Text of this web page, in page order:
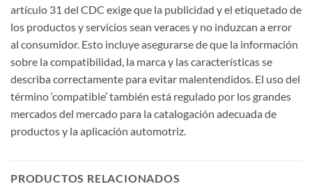
artículo 31 del CDC exige que la publicidad y el etiquetado de
los productos y servicios sean veraces y no induzcan a error
al consumidor. Esto incluye asegurarse de que la información
sobre la compatibilidad, la marca y las características se
describa correctamente para evitar malentendidos. El uso del
término ‘compatible’ también está regulado por los grandes
mercados del mercado para la catalogación adecuada de
productos y la aplicación automotriz.
PRODUCTOS RELACIONADOS